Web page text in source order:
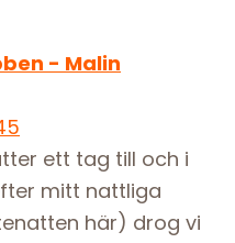
- Malin
ett tag till och i
mitt nattliga
här) drog vi